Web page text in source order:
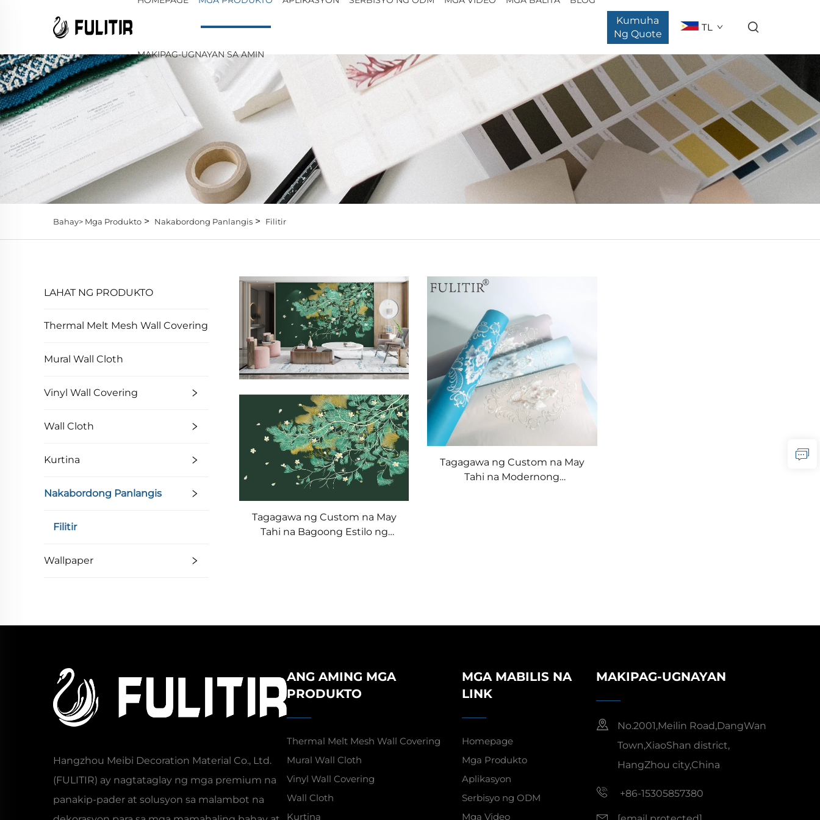
MAKIPAG-UGNAYAN SA AMIN
Kumuha
Ng Quote
TL
Bahay> Mga Produkto > Nakabordong Panlangis > Filitir
LAHAT NG PRODUKTO
Thermal Melt Mesh Wall Covering
Mural Wall Cloth
Vinyl Wall Covering
Wall Cloth
Kurtina
Nakabordong Panlangis
Filitir
Wallpaper
Tagagawa ng Custom na May
Tahi na Bagoong Estilo ng
Tagagawa ng Custom na May
Tahi na Modernong
Hangzhou Meibi Decoration Material Co., Ltd.
(FULITIR) ay nagtataglay ng mga premium na
panakip-pader at solusyon sa malambot na
ANG AMING MGA
PRODUKTO
Thermal Melt Mesh Wall Covering
Mural Wall Cloth
Vinyl Wall Covering
Wall Cloth
Kurtina
MGA MABILIS NA
LINK
Homepage
Mga Produkto
Aplikasyon
Serbisyo ng ODM
Mga Video
MAKIPAG-UGNAYAN
No.2001,Meilin Road,DangWan
Town,XiaoShan district,
HangZhou city,China
+86-15305857380